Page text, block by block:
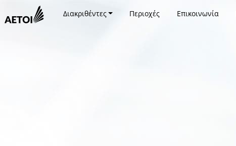
Διακριθέντες Περιοχές Επικοινωνία